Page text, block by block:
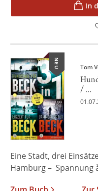
In
NEU Tom
/ ...
Eine Stadt, drei
Hamburg – Spannung